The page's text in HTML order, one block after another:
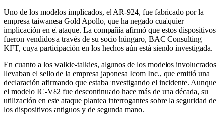
Uno de los modelos implicados, el AR-924, fue fabricado por la
empresa taiwanesa Gold Apollo, que ha negado cualquier
implicación en el ataque. La compañía afirmó que estos dispositivos
fueron vendidos a través de su socio húngaro, BAC Consulting
KFT, cuya participación en los hechos aún está siendo investigada.
En cuanto a los walkie-talkies, algunos de los modelos involucrados
llevaban el sello de la empresa japonesa Icom Inc., que emitió una
declaración afirmando que estaba investigando el incidente. Aunque
el modelo IC-V82 fue descontinuado hace más de una década, su
utilización en este ataque plantea interrogantes sobre la seguridad de
los dispositivos antiguos y de segunda mano.